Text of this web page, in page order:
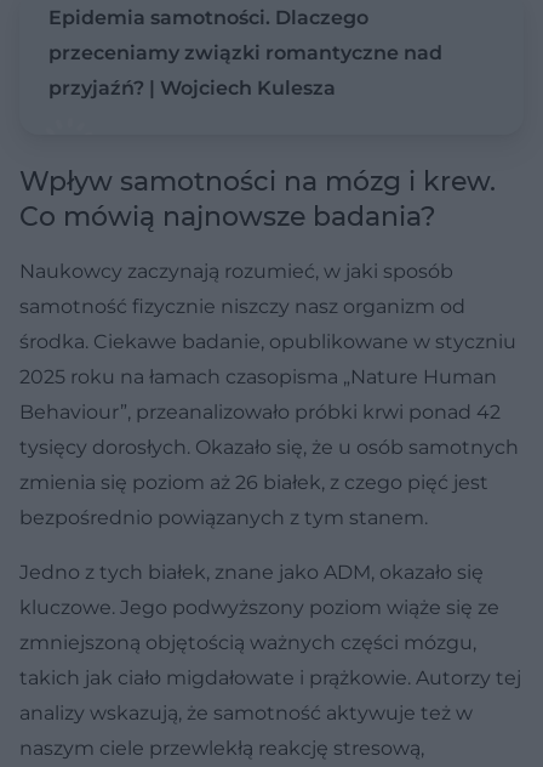
Epidemia samotności. Dlaczego
przeceniamy związki romantyczne nad
przyjaźń? | Wojciech Kulesza
Wpływ samotności na mózg i krew.
Co mówią najnowsze badania?
Naukowcy zaczynają rozumieć, w jaki sposób
samotność fizycznie niszczy nasz organizm od
środka. Ciekawe badanie, opublikowane w styczniu
2025 roku na łamach czasopisma „Nature Human
Behaviour”, przeanalizowało próbki krwi ponad 42
tysięcy dorosłych. Okazało się, że u osób samotnych
zmienia się poziom aż 26 białek, z czego pięć jest
bezpośrednio powiązanych z tym stanem.
Jedno z tych białek, znane jako ADM, okazało się
kluczowe. Jego podwyższony poziom wiąże się ze
zmniejszoną objętością ważnych części mózgu,
takich jak ciało migdałowate i prążkowie. Autorzy tej
analizy wskazują, że samotność aktywuje też w
naszym ciele przewlekłą reakcję stresową,